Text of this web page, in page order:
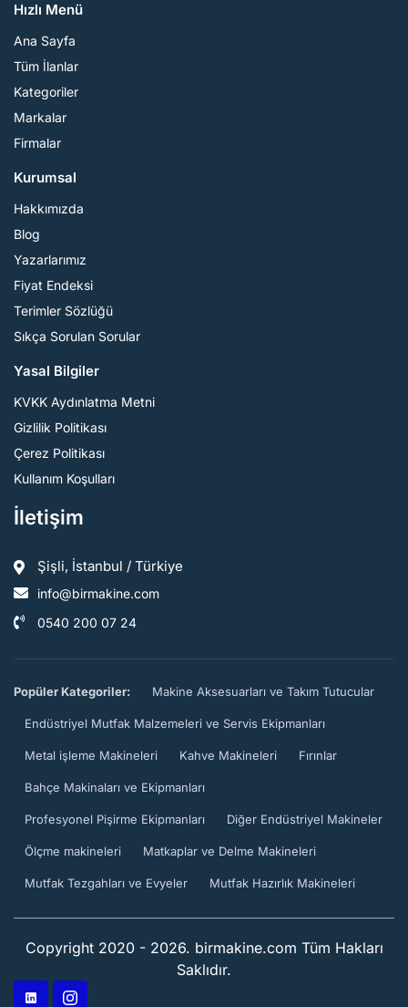
Hızlı Menü
Ana Sayfa
Tüm İlanlar
Kategoriler
Markalar
Firmalar
Kurumsal
Hakkımızda
Blog
Yazarlarımız
Fiyat Endeksi
Terimler Sözlüğü
Sıkça Sorulan Sorular
Yasal Bilgiler
KVKK Aydınlatma Metni
Gizlilik Politikası
Çerez Politikası
Kullanım Koşulları
İletişim
Şişli, İstanbul / Türkiye
info@birmakine.com
0540 200 07 24
Popüler Kategoriler: Makine Aksesuarları ve Takım Tutucular
Endüstriyel Mutfak Malzemeleri ve Servis Ekipmanları
Metal işleme Makineleri Kahve Makineleri Fırınlar
Bahçe Makinaları ve Ekipmanları
Profesyonel Pişirme Ekipmanları Diğer Endüstriyel Makineler
Ölçme makineleri Matkaplar ve Delme Makineleri
Mutfak Tezgahları ve Evyeler Mutfak Hazırlık Makineleri
Copyright 2020 - 2026. birmakine.com Tüm Hakları
Saklıdır.